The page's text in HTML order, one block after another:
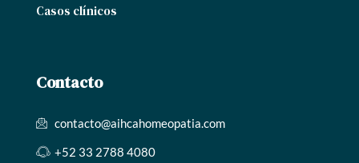
Casos clínicos
Contacto
contacto@aihcahomeopatia.com
+52 33 2788 4080